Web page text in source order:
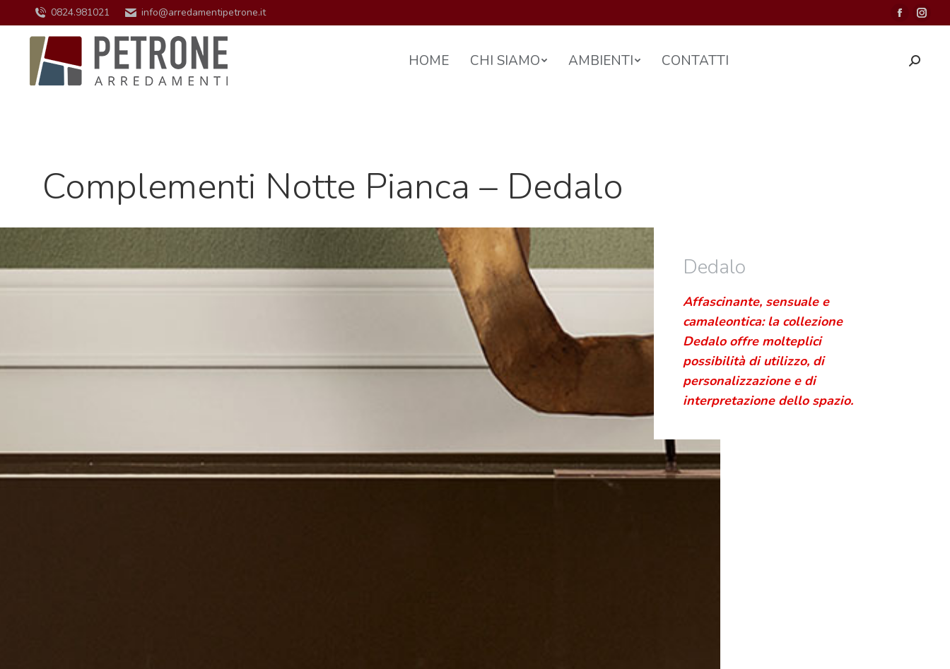
0824.981021 info@arredamentipetrone.it
HOME CHI SIAMO AMBIENTI CONTATTI
Complementi Notte Pianca – Dedalo
Dedalo
Affascinante, sensuale e
camaleontica: la collezione
Dedalo offre molteplici
possibilità di utilizzo, di
personalizzazione e di
interpretazione dello spazio.